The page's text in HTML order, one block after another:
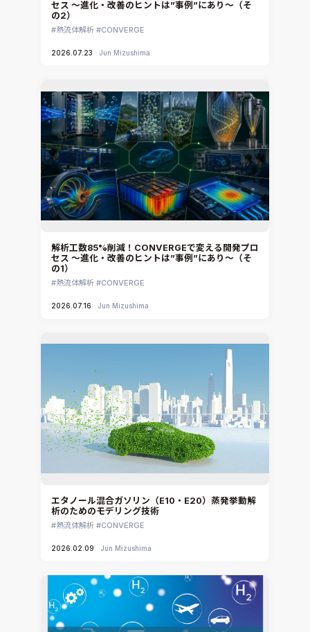
CATIA V5 Analysis
3DEXPERIENCE SIMULIA
ennovaCFD
MpCCI
Ansys Granta MI
Ansys Granta Selector
セス ～進化・改善のヒントは”事例”にあり～（そ
の2）
熱流体解析 CONVERGE
2026.07.23 Jun Mizushima
解析工数85%削減！CONVERGEで変える開発プロ
セス ～進化・改善のヒントは”事例”にあり～（そ
の1）
熱流体解析 CONVERGE
2026.07.16 Jun Mizushima
エタノール混合ガソリン（E10・E20）蒸発挙動解
析のためのモデリング技術
熱流体解析 CONVERGE
2026.02.09 Jun Mizushima